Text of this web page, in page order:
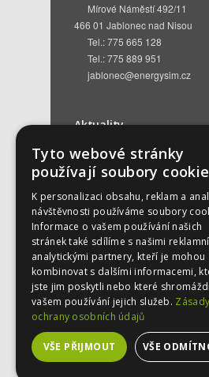
Mírové Náměstí 492/11
466 01 Jablonec nad Nisou
Tel.: 775 665 128
Tel.: 775 889 951
jablonec@energysim.cz
Aktuality
Renovační pasy budov a
12. 6. 2026
Přehled hlavních změn a
NZÚ 2026 28. 5. 2026
Kompenzace za projektovou
2025
25. 3. 2026
Novinky v programu Nová
roku 2026 16. 3. 2026
Bezplatné poradenství EKIS
12. 2025
©2026byenergysim.cz.
Tyto webové stránky
používají soubory
K personalizaci obsahu, reklam a
návštěvnosti používáme soubory
Informace o vašem používání našich
stránek také sdílíme s našimi
analytickými partnery, kteří je mohou
kombinovat s dalšími informacemi,
jste jim poskytli nebo které
vašem používání jejich služeb. Zásady
ochrany osobních údajů
VŠE PŘIJMOUT VŠE